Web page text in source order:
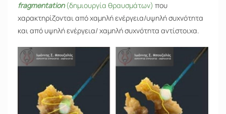
fragmentation(δημιουργία θραυσμάτων) που
χαρακτηρίζονται από χαμηλή ενέργεια/υψηλή συχνότητα
και από υψηλή ενέργεια/ χαμηλή συχνότητα αντίστοιχα.